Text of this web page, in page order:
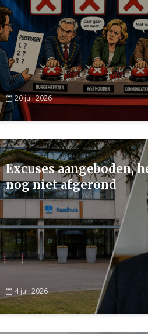
20 juli 2026
Excuses aangeboden,
nog niet afgerond
4 juli 2026